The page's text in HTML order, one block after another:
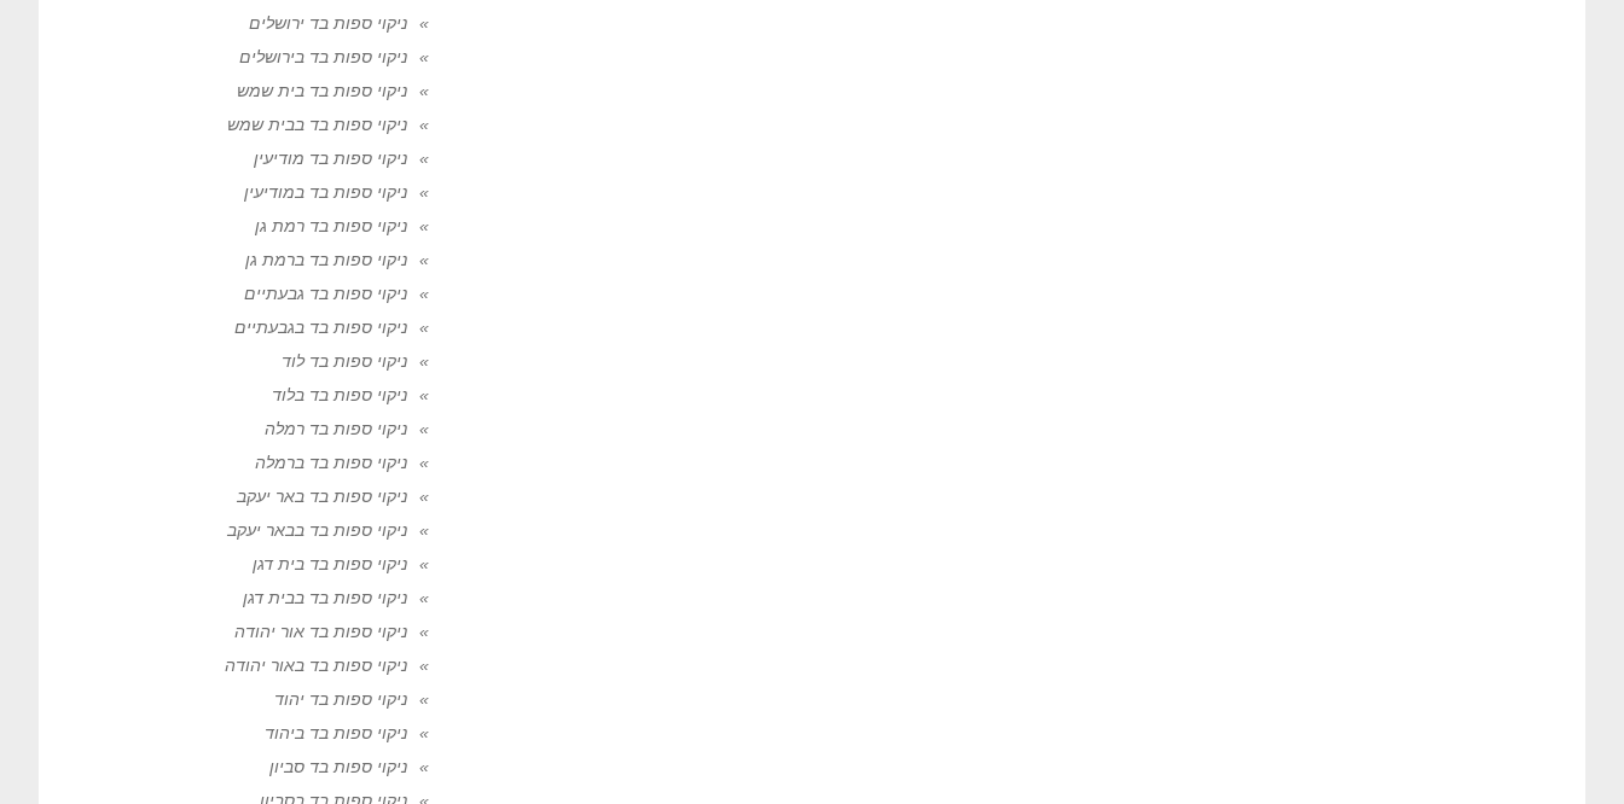
ניקוי ספות בד ירושלים
ניקוי ספות בד בירושלים
ניקוי ספות בד בית שמש
ניקוי ספות בד בבית שמש
ניקוי ספות בד מודיעין
ניקוי ספות בד במודיעין
ניקוי ספות בד רמת גן
ניקוי ספות בד ברמת גן
ניקוי ספות בד גבעתיים
ניקוי ספות בד בגבעתיים
ניקוי ספות בד לוד
ניקוי ספות בד בלוד
ניקוי ספות בד רמלה
ניקוי ספות בד ברמלה
ניקוי ספות בד באר יעקב
ניקוי ספות בד בבאר יעקב
ניקוי ספות בד בית דגן
ניקוי ספות בד בבית דגן
ניקוי ספות בד אור יהודה
ניקוי ספות בד באור יהודה
ניקוי ספות בד יהוד
ניקוי ספות בד ביהוד
ניקוי ספות בד סביון